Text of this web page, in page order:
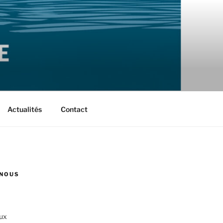
Actualités Contact